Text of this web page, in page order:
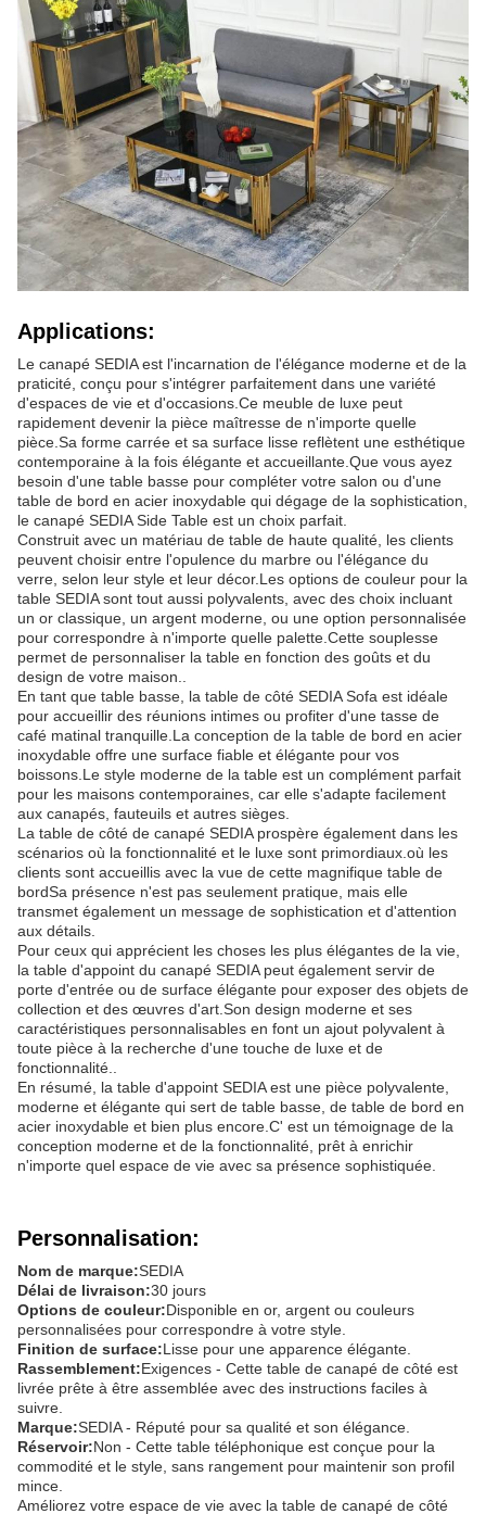
Applications:
Le canapé SEDIA est l'incarnation de l'élégance moderne et de la
praticité, conçu pour s'intégrer parfaitement dans une variété
d'espaces de vie et d'occasions.Ce meuble de luxe peut
rapidement devenir la pièce maîtresse de n'importe quelle
pièce.Sa forme carrée et sa surface lisse reflètent une esthétique
contemporaine à la fois élégante et accueillante.Que vous ayez
besoin d'une table basse pour compléter votre salon ou d'une
table de bord en acier inoxydable qui dégage de la sophistication,
le canapé SEDIA Side Table est un choix parfait.
Construit avec un matériau de table de haute qualité, les clients
peuvent choisir entre l'opulence du marbre ou l'élégance du
verre, selon leur style et leur décor.Les options de couleur pour la
table SEDIA sont tout aussi polyvalents, avec des choix incluant
un or classique, un argent moderne, ou une option personnalisée
pour correspondre à n'importe quelle palette.Cette souplesse
permet de personnaliser la table en fonction des goûts et du
design de votre maison..
En tant que table basse, la table de côté SEDIA Sofa est idéale
pour accueillir des réunions intimes ou profiter d'une tasse de
café matinal tranquille.La conception de la table de bord en acier
inoxydable offre une surface fiable et élégante pour vos
boissons.Le style moderne de la table est un complément parfait
pour les maisons contemporaines, car elle s'adapte facilement
aux canapés, fauteuils et autres sièges.
La table de côté de canapé SEDIA prospère également dans les
scénarios où la fonctionnalité et le luxe sont primordiaux.où les
clients sont accueillis avec la vue de cette magnifique table de
bordSa présence n'est pas seulement pratique, mais elle
transmet également un message de sophistication et d'attention
aux détails.
Pour ceux qui apprécient les choses les plus élégantes de la vie,
la table d'appoint du canapé SEDIA peut également servir de
porte d'entrée ou de surface élégante pour exposer des objets de
collection et des œuvres d'art.Son design moderne et ses
caractéristiques personnalisables en font un ajout polyvalent à
toute pièce à la recherche d'une touche de luxe et de
fonctionnalité..
En résumé, la table d'appoint SEDIA est une pièce polyvalente,
moderne et élégante qui sert de table basse, de table de bord en
acier inoxydable et bien plus encore.C' est un témoignage de la
conception moderne et de la fonctionnalité, prêt à enrichir
n'importe quel espace de vie avec sa présence sophistiquée.
Personnalisation:
Nom de marque:SEDIA
Délai de livraison:30 jours
Options de couleur:Disponible en or, argent ou couleurs
personnalisées pour correspondre à votre style.
Finition de surface:Lisse pour une apparence élégante.
Rassemblement:Exigences - Cette table de canapé de côté est
livrée prête à être assemblée avec des instructions faciles à
suivre.
Marque:SEDIA - Réputé pour sa qualité et son élégance.
Réservoir:Non - Cette table téléphonique est conçue pour la
commodité et le style, sans rangement pour maintenir son profil
mince.
Améliorez votre espace de vie avec la table de canapé de côté